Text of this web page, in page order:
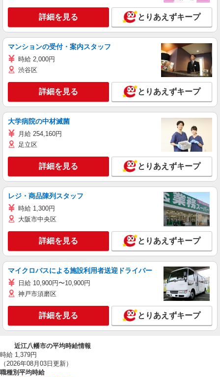
詳細を見る とりあえずキープ
マンションの受付・案内スタッフ
時給 2,000円
渋谷区
詳細を見る とりあえずキープ
大学病院の中材滅菌
月給 254,160円
足立区
詳細を見る とりあえずキープ
レジ・商品陳列スタッフ
時給 1,300円
大阪市中央区
詳細を見る とりあえずキープ
マイクロバスによる施設利用者送迎ドライバー
日給 10,900円〜10,900円
神戸市須磨区
詳細を見る とりあえずキープ
近江八幡市の平均時給情報
時給 1,379円
（2026年08月03日更新）
職種別平均時給